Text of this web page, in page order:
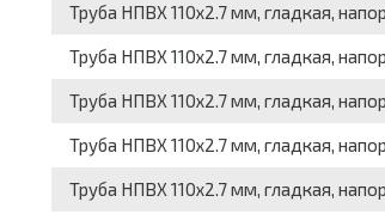
Труба НПВХ 110x2.7 мм, гладкая,
Труба НПВХ 110x2.7 мм, гладкая,
Труба НПВХ 110x2.7 мм, гладкая,
Труба НПВХ 110x2.7 мм, гладкая,
Труба НПВХ 110x2.7 мм, гладкая,